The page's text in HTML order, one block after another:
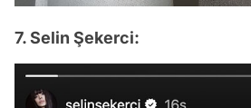
7. Selin Şekerci: